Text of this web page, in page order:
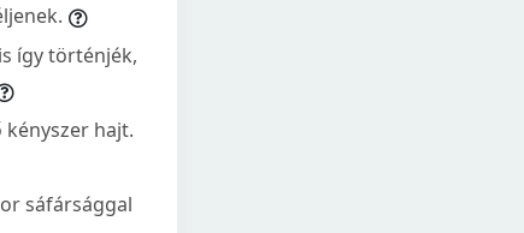
így történjék,
hajt.
sáfársággal